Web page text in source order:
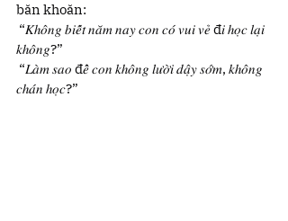
băn khoăn:
“𝐾ℎ𝑜̂𝑛𝑔 𝑏𝑖𝑒̂́𝑡 𝑛𝑎̆𝑚 𝑛𝑎𝑦 𝑐𝑜𝑛 𝑐𝑜́ 𝑣𝑢𝑖 𝑣𝑒̉ đ𝑖 ℎ𝑜̣𝑐 𝑙𝑎̣𝑖
𝑘ℎ𝑜̂𝑛𝑔?”
“𝐿𝑎̀𝑚 𝑠𝑎𝑜 đ𝑒̂̉ 𝑐𝑜𝑛 𝑘ℎ𝑜̂𝑛𝑔 𝑙𝑢̛𝑜̛̀𝑖 𝑑𝑎̣̂𝑦 𝑠𝑜̛́𝑚, 𝑘ℎ𝑜̂𝑛𝑔
𝑐ℎ𝑎́𝑛 ℎ𝑜̣𝑐?”